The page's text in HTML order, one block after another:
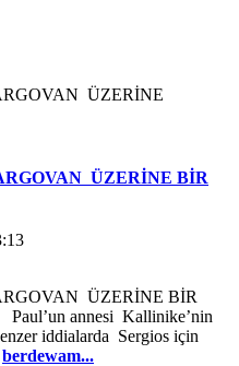
ÜZERİNE BİR
ÜZERİNE BİR
annesi Kallinike’nin
iddialarda Sergios için
berdewam...